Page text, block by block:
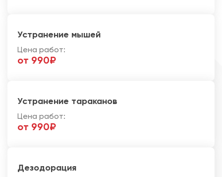
Устранение мышей
Цена работ:
от 990₽
Устранение тараканов
Цена работ:
от 990₽
Дезодорация